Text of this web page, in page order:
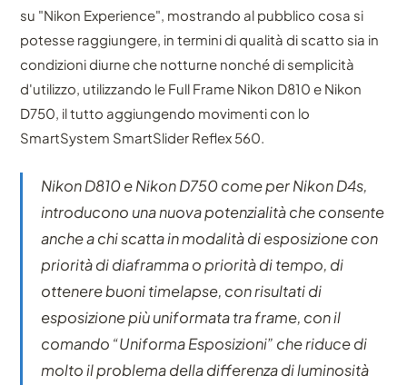
su "Nikon Experience", mostrando al pubblico cosa si
potesse raggiungere, in termini di qualità di scatto sia in
condizioni diurne che notturne nonché di semplicità
d'utilizzo, utilizzando le Full Frame Nikon D810 e Nikon
D750, il tutto aggiungendo movimenti con lo
SmartSystem SmartSlider Reflex 560.
Nikon D810 e Nikon D750 come per Nikon D4s,
introducono una nuova potenzialità che consente
anche a chi scatta in modalità di esposizione con
priorità di diaframma o priorità di tempo, di
ottenere buoni timelapse, con risultati di
esposizione più uniformata tra frame, con il
comando “Uniforma Esposizioni” che riduce di
molto il problema della differenza di luminosità